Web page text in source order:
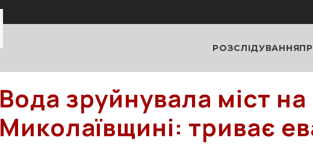
РОЗСЛІДУВАННЯ
Вода зруйнувала міст на
Миколаївщині: триває